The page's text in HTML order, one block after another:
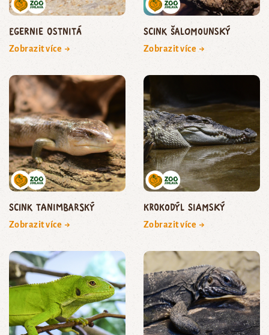
egernie ostnitá
Zobrazit více →
scink šalomounský
Zobrazit více →
scink tanimbarský
Zobrazit více →
krokodýl siamský
Zobrazit více →